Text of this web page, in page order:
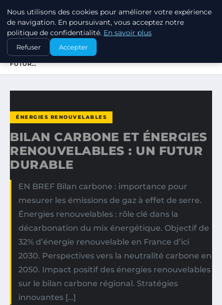
EXXON CLIMATE FOOTPRINT
ACCUEIL
ÉNERGIES RENOUVELABLES
BILAN CARBONE ET ÉNERGIES RENOUVELABLES : UN
FUTUR…
ÉNERGIES RENOUVELABLES
BILAN CARBONE ET ÉNERGIES
RENOUVELABLES : UN FUTUR
DURABLE
EN BREF Bilan carbone : importance pour
mesurer les émissions de gaz à effet de serre.
Énergies renouvelables : rôle clé dans la
décarbonation du mix énergétique. Objectif de
32% d’énergie renouvelable en France d’ici
2030. Perspectives vers la neutralité carbone en
2050. Impact positif des énergies renouvelables
sur le bilan carbone régional. Stratégies
innovantes […]
Nous utilisons des cookies pour améliorer votre expérience
de navigation. En poursuivant, vous acceptez notre
politique de confidentialité. En savoir plus
Refuser Accepter